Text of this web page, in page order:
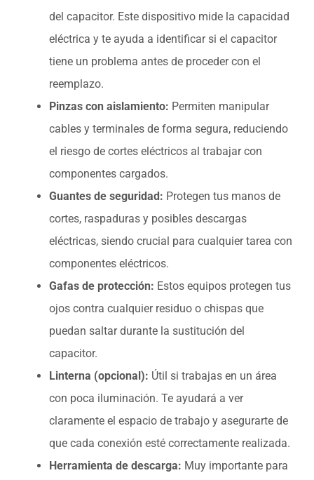
del capacitor. Este dispositivo mide la capacidad
eléctrica y te ayuda a identificar si el capacitor
tiene un problema antes de proceder con el
reemplazo.
Pinzas con aislamiento: Permiten manipular
cables y terminales de forma segura, reduciendo
el riesgo de cortes eléctricos al trabajar con
componentes cargados.
Guantes de seguridad: Protegen tus manos de
cortes, raspaduras y posibles descargas
eléctricas, siendo crucial para cualquier tarea con
componentes eléctricos.
Gafas de protección: Estos equipos protegen tus
ojos contra cualquier residuo o chispas que
puedan saltar durante la sustitución del
capacitor.
Linterna (opcional): Útil si trabajas en un área
con poca iluminación. Te ayudará a ver
claramente el espacio de trabajo y asegurarte de
que cada conexión esté correctamente realizada.
Herramienta de descarga: Muy importante para